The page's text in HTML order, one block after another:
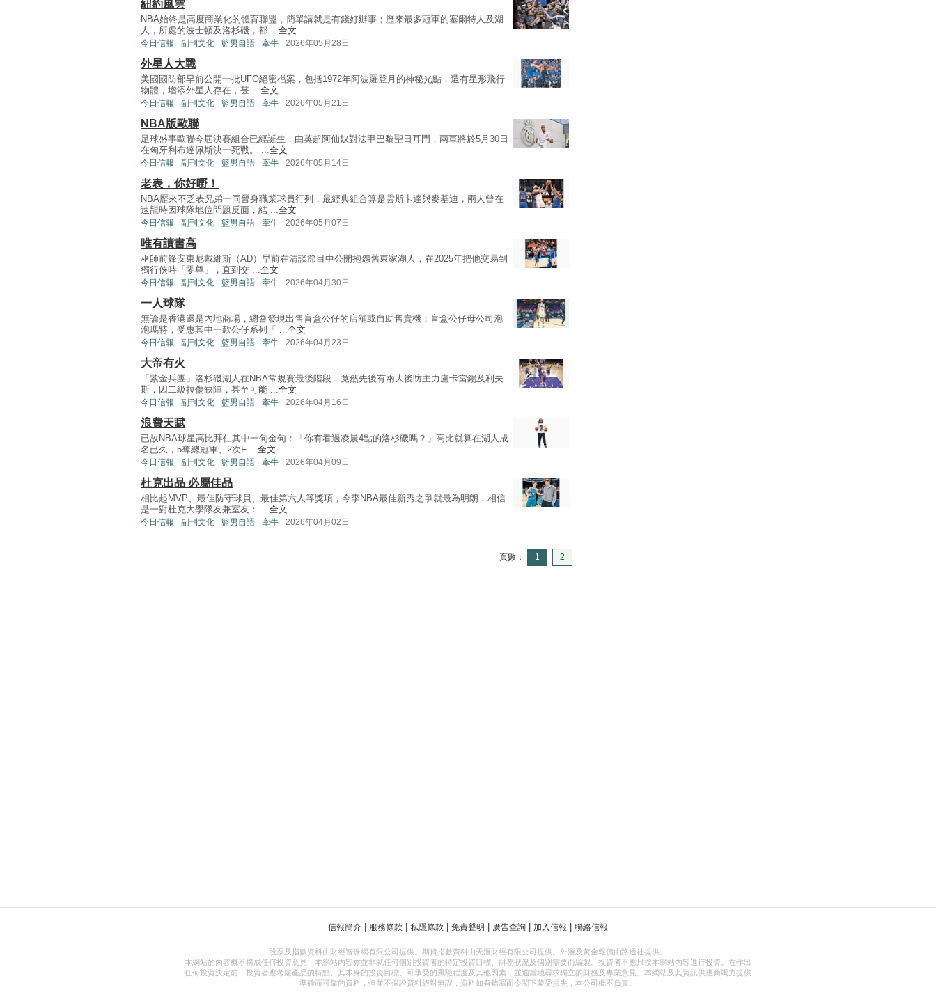
紐約風雲
NBA始終是高度商業化的體育聯盟，簡單講就是有錢好辦事；歷來最多冠軍的塞爾特人及湖
人，所處的波士頓及洛杉磯，都 ...全文
今日信報 副刊文化 籃男自語 牽牛 2026年05月28日
外星人大戰
美國國防部早前公開一批UFO絕密檔案，包括1972年阿波羅登月的神秘光點，還有星形飛行
物體，增添外星人存在，甚 ...全文
今日信報 副刊文化 籃男自語 牽牛 2026年05月21日
NBA版歐聯
足球盛事歐聯今屆決賽組合已經誕生，由英超阿仙奴對法甲巴黎聖日耳門，兩軍將於5月30日
在匈牙利布達佩斯決一死戰。 ...全文
今日信報 副刊文化 籃男自語 牽牛 2026年05月14日
老表，你好嘢！
NBA歷來不乏表兄弟一同晉身職業球員行列，最經典組合算是雲斯卡達與麥基迪，兩人曾在
速龍時因球隊地位問題反面，結 ...全文
今日信報 副刊文化 籃男自語 牽牛 2026年05月07日
唯有讀書高
巫師前鋒安東尼戴維斯（AD）早前在清談節目中公開抱怨舊東家湖人，在2025年把他交易到
獨行俠時「零尊」，直到交 ...全文
今日信報 副刊文化 籃男自語 牽牛 2026年04月30日
一人球隊
無論是香港還是內地商場，總會發現出售盲盒公仔的店舖或自助售賣機；盲盒公仔母公司泡
泡瑪特，受惠其中一款公仔系列「 ...全文
今日信報 副刊文化 籃男自語 牽牛 2026年04月23日
大帝有火
「紫金兵團」洛杉磯湖人在NBA常規賽最後階段，竟然先後有兩大後防主力盧卡當錫及利夫
斯，因二級拉傷缺陣，甚至可能 ...全文
今日信報 副刊文化 籃男自語 牽牛 2026年04月16日
浪費天賦
已故NBA球星高比拜仁其中一句金句：「你有看過凌晨4點的洛杉磯嗎？」高比就算在湖人成
名已久，5奪總冠軍、2次F ...全文
今日信報 副刊文化 籃男自語 牽牛 2026年04月09日
杜克出品 必屬佳品
相比起MVP、最佳防守球員、最佳第六人等獎項，今季NBA最佳新秀之爭就最為明朗，相信
是一對杜克大學隊友兼室友： ...全文
今日信報 副刊文化 籃男自語 牽牛 2026年04月02日
頁數： 1 2
信報簡介 服務條款 私隱條款 免責聲明 廣告查詢 加入信報 聯絡信報
股票及指數資料由財經智珠網有限公司提供。期貨指數資料由天滙財經有限公司提供。外滙及黃金報價由路透社提供。
本網站的內容概不構成任何投資意見，本網站內容亦並非就任何個別投資者的特定投資目標、財務狀況及個別需要而編製。投資者不應只按本網站內容進行投資。在作出
任何投資決定前，投資者應考慮產品的特點、其本身的投資目標、可承受的風險程度及其他因素，並適當地尋求獨立的財務及專業意見。本網站及其資訊供應商竭力提供
準確而可靠的資料，但並不保證資料絕對無誤，資料如有錯漏而令閣下蒙受損失，本公司概不負責。